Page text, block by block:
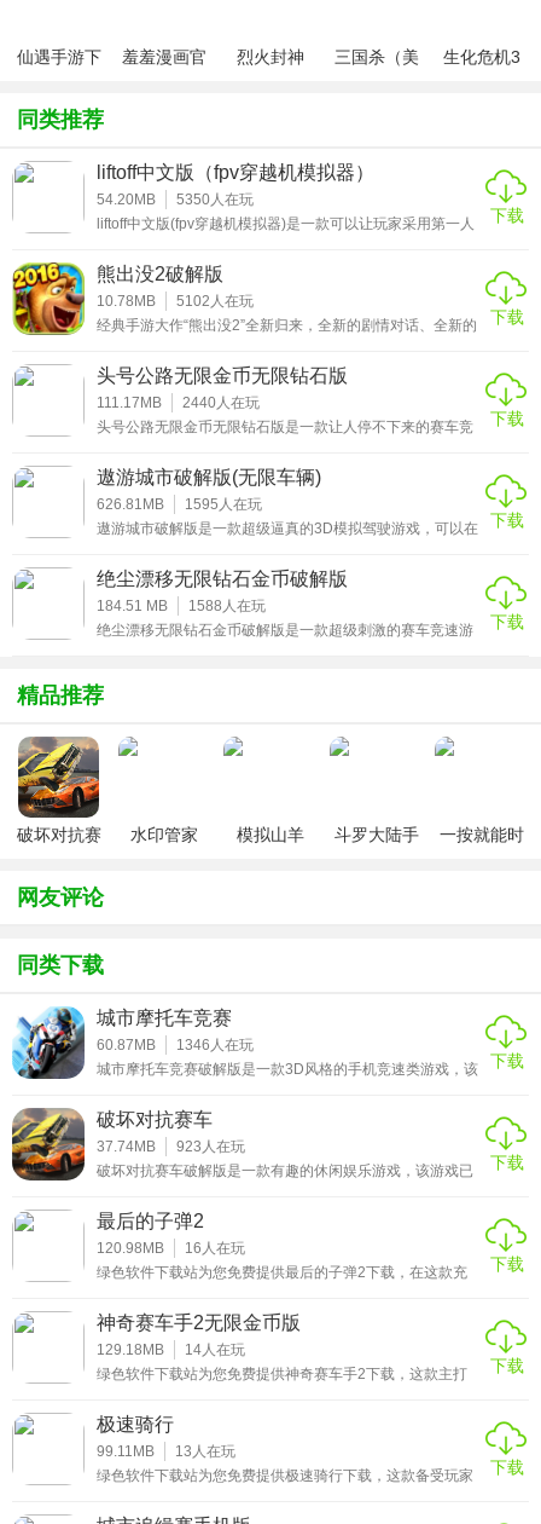
1、城市摩托车竞赛破解版的画面十分的写实清晰，音乐也十
分的激昂
3、可以用得到的奖励为摩托车升级，升级后的属性会大大增
强
实世界里你是不敢想象的
破解说明
该游戏已经破解，进入后即可获得免费内购权限，让你随心
所欲的即可获得无限的金币，足够情况下，使用金币不减反
增，进入游戏时，建议在飞行模式下操作，点击购买直接成
验
游戏玩法
1、种族和赶你在大城市作为城市快速驾驶摩托车
2、在城市摩托车竞赛破解版中，你会遇到很多真棒功能和大
量具有挑战性的游戏任务
3、成为最好的绝对最好的，是在这个美丽的城市大怒摩托自
行车赛车模拟器摩托自行车王
4、惊人的速度城市摩托车辆，收集和解锁
5、许多城市驾驶挑战小时
仙遇手游下
羞羞漫画官
烈火封神
三国杀（美
生化危机3
同类推荐
liftoff中文版（fpv穿越机模拟器）
54.20MB 5350 人在玩
liftoff中文版(fpv穿越机模拟器)是一款可以让玩家采用第一人
各种练习模式，无论是你是一个刚入坑的萌新飞手，还是一
个竞速花飞大佬都可以进行体验。中文语言的设置，让很多
不懂外语的玩家可以更加了解无相关的设置与操作，一对一
的翻译，让你在体验乐趣的同时还可以不断提升自身的控飞
下载
熊出没2破解版
10.78MB 5102 人在玩
经典手游大作“熊出没2”全新归来，全新的剧情对话、全新的
让人捧腹大笑的游戏对白，极致高清的3D画面，狂拽酷炫的
萌宠坐骑，震撼视觉的华丽特效，炫酷的光影特效，传神的
角色设计及更多的游戏玩法都在“熊出没2”。熊出没2破解版
根据同名动漫改编，官方正版授权的3D跑酷游戏，其高度还
下载
头号公路无限金币无限钻石版
111.17MB 2440 人在玩
头号公路无限金币无限钻石版是一款让人停不下来的赛车竞
上喜欢赛车的朋友们一起加入速度，选择数百种不同的车辆
和路线，体验前所未有的竞技比赛，灵活的旋转方向盘避开
障碍物。精彩不容错过，感兴趣的小伙伴赶紧来下载这款头
号公路无限金币破解版游戏体验吧。
下载
遨游城市破解版(无限车辆)
626.81MB 1595 人在玩
遨游城市破解版是一款超级逼真的3D模拟驾驶游戏，可以在
景，采用了最新的3D游戏引擎技术，每个场景画面都非常真
实，让你感受到真
下载
绝尘漂移无限钻石金币破解版
184.51 MB 1588 人在玩
绝尘漂移无限钻石金币破解版是一款超级刺激的赛车竞速游
受到不一样的漂移体验，游戏的玩法十分的丰富，还有多种
不同的游戏模式，可以尽情体验。游戏中玩家可以解锁各种
的竞速，超多的游戏关卡等你来挑战，感兴趣的小伙伴快来
下载
精品推荐
破坏对抗赛
水印管家
模拟山羊
斗罗大陆手
一按就能时
网友评论
同类下载
城市摩托车竞赛
60.87MB 1346 人在玩
城市摩托车竞赛破解版是一款3D风格的手机竞速类游戏，该
欲的即可获得无限的金币，足够情况下，使用金币不减反
增，进入游戏时，建议在飞行模式下操作，点击购买直接成
功，游戏给用户带来不一样的奖励方式可以让你得到新的体
验。在城市摩托车竞赛破解版中驾驶我们的车辆，与其他玩
下载
破坏对抗赛车
37.74MB 923 人在玩
破坏对抗赛车破解版是一款有趣的休闲娱乐游戏，该游戏已
可获得无限的金币，足够情况下，使用金币不减反增，进入
游戏时，建议在飞行模式下操作，点击购买直接成功，游戏
给用户带来不一样的奖励方式可以让你得到新的体验。破坏
对抗赛车破解版采用了逼真的3D游戏画面，玩家可以操控汽
下载
最后的子弹2
120.98MB 16 人在玩
绿色软件下载站为您免费提供最后的子弹2下载，在这款充
和平的正义使者，操控兼具机器人与汽车双重形态的强大机
甲，在开放的都市沙盒世界中自由穿梭战斗。
下载
神奇赛车手2无限金币版
129.18MB 14 人在玩
绿色软件下载站为您免费提供神奇赛车手2下载，这款主打
成为当下赛车爱好者的热门选择。在游戏里，你能驾驭几十
款性能各异的赛车，在城市赛道、沙漠戈壁、山地陡坡等多
样化场景中开启竞速挑战。
下载
极速骑行
99.11MB 13 人在玩
绿色软件下载站为您免费提供极速骑行下载，这款备受玩家
样的赛道场景和高度自由的车辆定制系统，成为竞速类游戏
下载